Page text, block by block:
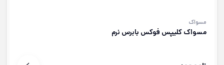
مسواک
مسواک کلیپس فوکس بابرس نرم